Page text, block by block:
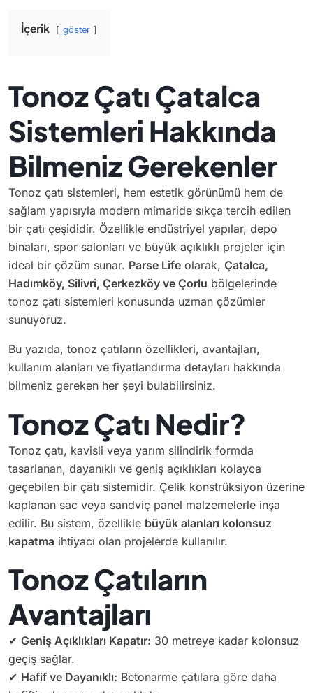
İçerik göster
Tonoz Çatı Çatalca
Sistemleri Hakkında
Bilmeniz Gerekenler
Tonoz çatı sistemleri, hem estetik görünümü hem de
sağlam yapısıyla modern mimaride sıkça tercih edilen
bir çatı çeşididir. Özellikle endüstriyel yapılar, depo
binaları, spor salonları ve büyük açıklıklı projeler için
ideal bir çözüm sunar. Parse Life olarak, Çatalca,
Hadımköy, Silivri, Çerkezköy ve Çorlu bölgelerinde
tonoz çatı sistemleri konusunda uzman çözümler
sunuyoruz.
Bu yazıda, tonoz çatıların özellikleri, avantajları,
kullanım alanları ve fiyatlandırma detayları hakkında
bilmeniz gereken her şeyi bulabilirsiniz.
Tonoz Çatı Nedir?
Tonoz çatı, kavisli veya yarım silindirik formda
tasarlanan, dayanıklı ve geniş açıklıkları kolayca
geçebilen bir çatı sistemidir. Çelik konstrüksiyon üzerine
kaplanan sac veya sandviç panel malzemelerle inşa
edilir. Bu sistem, özellikle büyük alanları kolonsuz
kapatma ihtiyacı olan projelerde kullanılır.
Tonoz Çatıların
Avantajları
✔ Geniş Açıklıkları Kapatır: 30 metreye kadar kolonsuz
geçiş sağlar.
✔ Hafif ve Dayanıklı: Betonarme çatılara göre daha